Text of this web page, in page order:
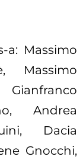
a: Massimo
Massimo
Andrea
Dacia
Gnocchi,